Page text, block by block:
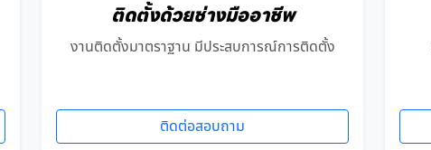
ติดตั้งด้วยช่างมืออาชีพ
งานติดตั้งมาตราฐาน มีประสบการณ์การติดตั้ง
ติดต่อสอบถาม